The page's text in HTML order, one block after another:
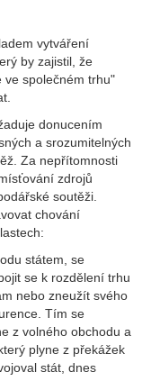
vytváření
by zajistil, že
ve společném trhu"
donucením
a srozumitelných
Za nepřítomnosti
zdrojů
soutěži.
chování
státem, se
se k rozdělení trhu
nebo zneužít svého
Tím se
z volného obchodu a
plyne z překážek
stát, dnes